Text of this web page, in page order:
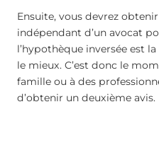
Ensuite, vous devrez
indépendant d’un avocat
l’hypothèque inversée est
le mieux. C’est donc le
famille ou à des
d’obtenir un deuxième avis.